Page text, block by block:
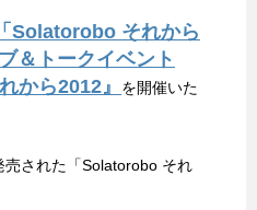
Solatorobo それから
＆トークイベント
から2012』
を開催いた
された「Solatorobo それ